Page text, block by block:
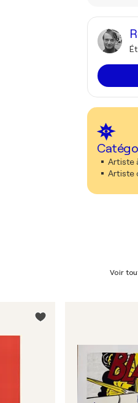
Artiste
Artiste
Voir